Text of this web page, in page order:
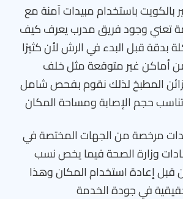
باستخدام مبيدات آمنة مع
تعني وجود فريق مدرب يعرف كيف
بدقة قبل البدء في الرش لأن كثيرًا
أماكن غير متوقعة مثل خلف
المطبخ لذلك نقوم بفحص شامل
حجم الإصابة ومساحة المكان
مرخصة من الجهات المختصة في
وزارة الصحة فيما يخص نسب
قبل إعادة استخدام المكان وهذا
في جودة الخدمة